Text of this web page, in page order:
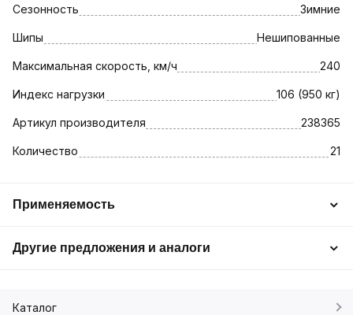
Сезонность Зимние
Шипы Нешипованные
Максимальная скорость, км/ч 240
Индекс нагрузки 106 (950 кг)
Артикул производителя 238365
Количество 21
Применяемость
Другие предложения и аналоги
Каталог